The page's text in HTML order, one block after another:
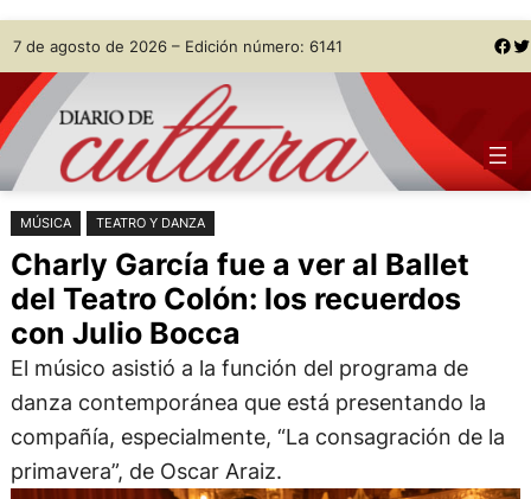
Saltar
al
contenido
Skip
to
content
7 de agosto de 2026 – Edición número: 6141 Facebook Twitter
MÚSICA TEATRO Y DANZA
Charly García fue a ver al Ballet
del Teatro Colón: los recuerdos
con Julio Bocca
El músico asistió a la función del programa de
danza contemporánea que está presentando la
compañía, especialmente, “La consagración de la
primavera”, de Oscar Araiz.